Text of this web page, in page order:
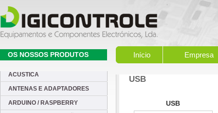
Início Empresa
USB
USB
OS NOSSOS PRODUTOS
ACUSTICA
ANTENAS E ADAPTADORES
ARDUINO / RASPBERRY